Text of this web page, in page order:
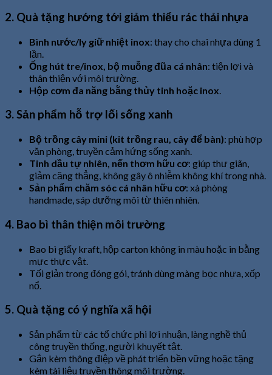
2. Quà tặng hướng tới giảm thiểu rác thải nhựa
Bình nước/ly giữ nhiệt inox: thay cho chai nhựa dùng 1
lần.
Ống hút tre/inox, bộ muỗng đũa cá nhân: tiện lợi và
thân thiện với môi trường.
Hộp cơm đa năng bằng thủy tinh hoặc inox
3. Sản phẩm hỗ trợ lối sống xanh
Bộ trồng cây mini (kit trồng rau, cây để bàn): phù hợp
văn phòng, truyền cảm hứng sống xanh.
Tinh dầu tự nhiên, nến thơm hữu cơ: giúp thư giãn,
giảm căng thẳng, không gây ô nhiễm không khí trong nhà.
Sản phẩm chăm sóc cá nhân hữu cơ: xà phòng
handmade, sáp dưỡng môi từ thiên nhiên.
4. Bao bì thân thiện môi trường
Bao bì giấy kraft, hộp carton không in màu hoặc in bằng
mực thực vật.
Tối giản trong đóng gói, tránh dùng màng bọc nhựa, xốp
nổ.
5. Quà tặng có ý nghĩa xã hội
Sản phẩm từ các tổ chức phi lợi nhuận, làng nghề thủ
công truyền thống, người khuyết tật.
Gắn kèm thông điệp về phát triển bền vững hoặc tặng
kèm tài liệu truyền thông môi trường.